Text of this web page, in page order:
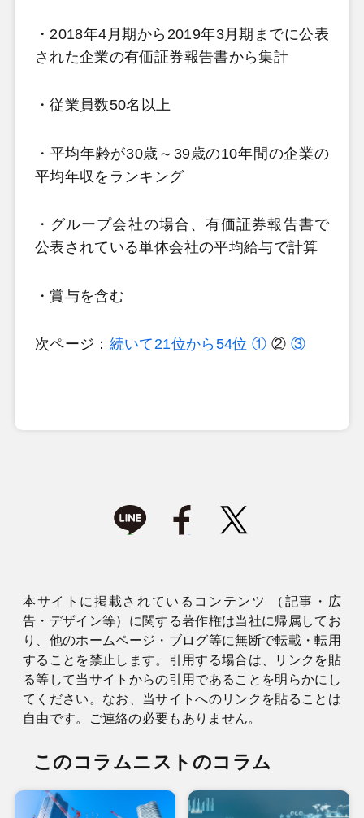
・2018年4月期から2019年3月期までに公表
された企業の有価証券報告書から集計
・従業員数50名以上
・平均年齢が30歳～39歳の10年間の企業の
平均年収をランキング
・グループ会社の場合、有価証券報告書で
公表されている単体会社の平均給与で計算
・賞与を含む
次ページ： 続いて21位から54位 ① ② ③
本サイトに掲載されているコンテンツ （記事・広
告・デザイン等）に関する著作権は当社に帰属してお
り、他のホームページ・ブログ等に無断で転載・転用
することを禁止します。引用する場合は、リンクを貼
る等して当サイトからの引用であることを明らかにし
てください。なお、当サイトへのリンクを貼ることは
自由です。ご連絡の必要もありません。
このコラムニストのコラム